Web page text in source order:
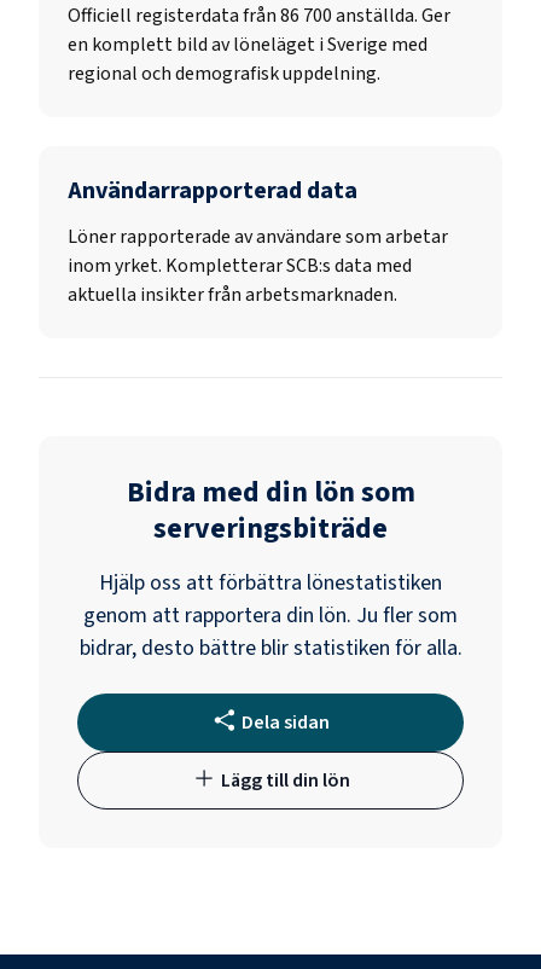
Officiell registerdata från86 700anställda. Ger
en komplett bild av löneläget i Sverige med
regional och demografisk uppdelning.
Användarrapporterad data
Löner rapporterade av användare som arbetar
inom yrket. Kompletterar SCB:s data med
aktuella insikter från arbetsmarknaden.
Bidra med din lön som
serveringsbiträde
Hjälp oss att förbättra lönestatistiken
genom att rapportera din lön. Ju fler som
bidrar, desto bättre blir statistiken för alla.
Dela sidan
Lägg till din lön